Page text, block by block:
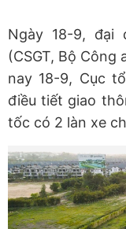
Ngày 18-9, đại
(CSGT, Bộ
nay 18-9, Cục
điều tiết giao
tốc có 2 làn xe